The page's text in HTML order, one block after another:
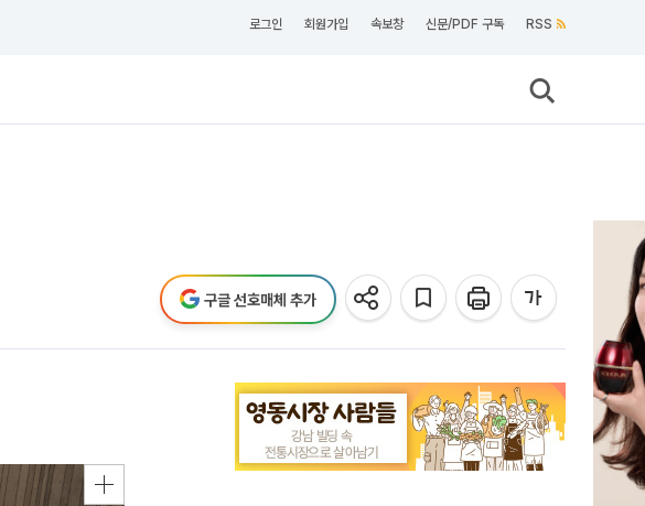
로그인 회원가입 속보창 신문/PDF 구독 RSS
구글 선호매체 추가